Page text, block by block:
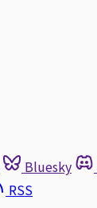
Bluesky
RSS